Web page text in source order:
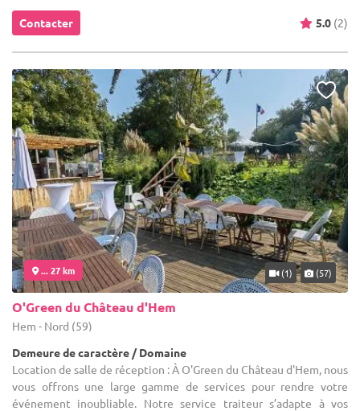
Contacter 5.0 (2)
... 27 km (1) (57)
O'Green du Château d'Hem
Hem - Nord (59)
Demeure de caractère / Domaine
Location de salle de réception : À O'Green du Château d'Hem, nous
vous offrons une large gamme de services pour rendre votre
événement inoubliable. Notre service traiteur s’adapte à vos